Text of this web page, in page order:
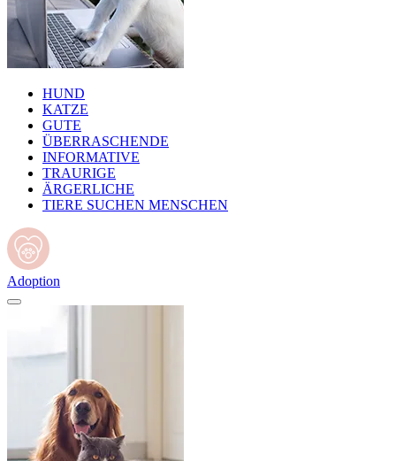
HUND
KATZE
GUTE
ÜBERRASCHENDE
INFORMATIVE
TRAURIGE
ÄRGERLICHE
TIERE SUCHEN MENSCHEN
Adoption